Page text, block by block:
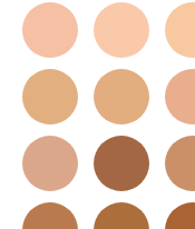
110c 120n 125w
240w 230w 220c
330n 510n 420w
455w 445n 515w